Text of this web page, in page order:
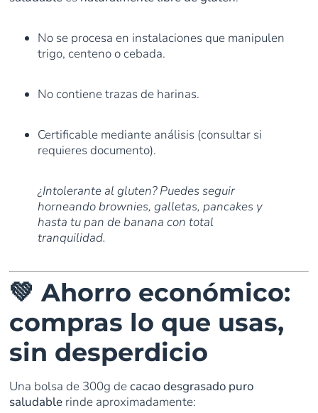
No se procesa en instalaciones que manipulen
trigo, centeno o cebada.
No contiene trazas de harinas.
Certificable mediante análisis (consultar si
requieres documento).
¿Intolerante al gluten? Puedes seguir
horneando brownies, galletas, pancakes y
hasta tu pan de banana con total
tranquilidad.
💚 Ahorro económico:
compras lo que usas,
sin desperdicio
Una bolsa de 300g decacao desgrasado puro
saludable rinde aproximadamente: